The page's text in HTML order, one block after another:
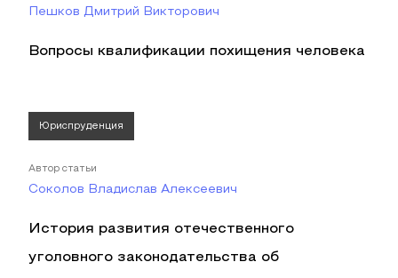
Пешков Дмитрий Викторович
Вопросы квалификации похищения человека
Юриспруденция
Автор статьи
Соколов Владислав Алексеевич
История развития отечественного
уголовного законодательства об